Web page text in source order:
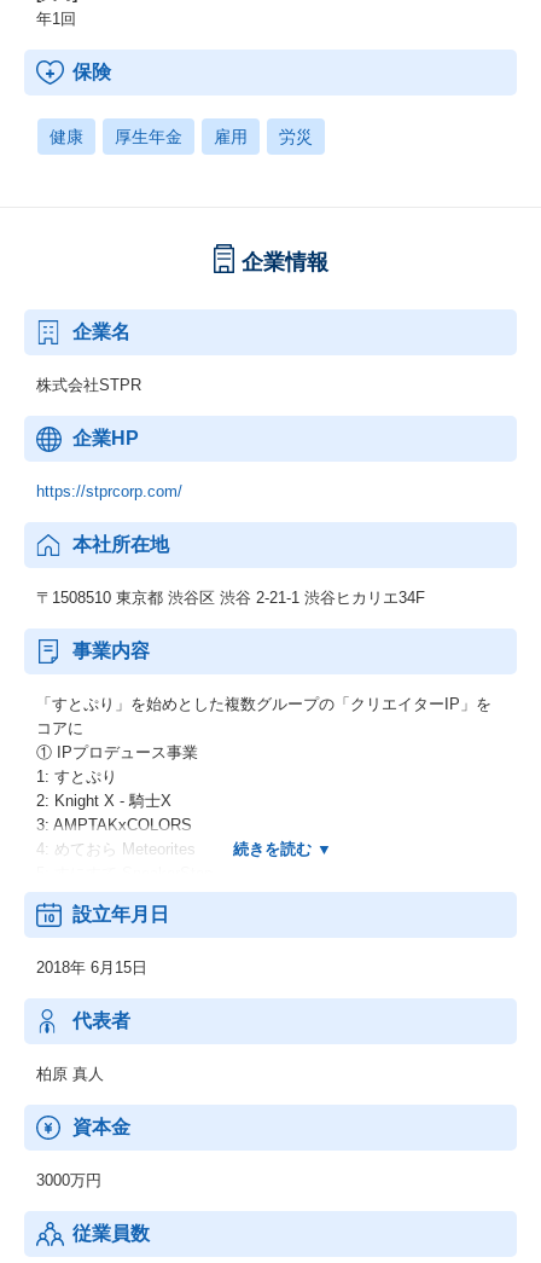
年1回
保険
健康 厚生年金 雇用 労災
企業情報
企業名
株式会社STPR
企業HP
https://stprcorp.com/
本社所在地
〒1508510 東京都 渋谷区 渋谷 2-21-1 渋谷ヒカリエ34F
事業内容
「すとぷり」を始めとした複数グループの「クリエイターIP」を
コアに
① IPプロデュース事業
1: すとぷり
2: Knight X - 騎士X
3: AMPTAKxCOLORS
4: めておら Meteorites
② 配信/コンテンツ事業
③ ライブ/イベント事業
公式通販サイトSTPR ONLINE STORE
⑤ ライセンス/タイアップ事業
設立年月日
2018年 6月15日
代表者
柏原 真人
資本金
3000万円
従業員数